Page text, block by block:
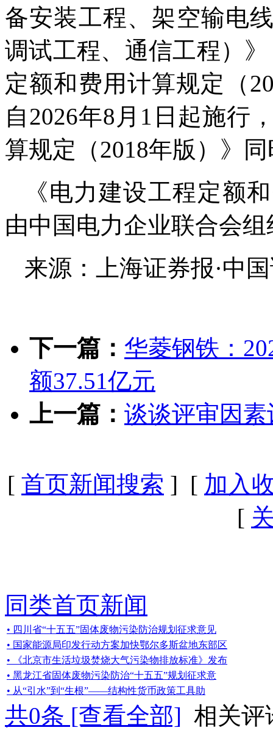
备安装工程、架空输电
调试工程、通信工程）
定额和费用计算规定（
自2026年8月1日起施行
算规定（2018年版）》
《电力建设工程定额
由中国电力企业联合会
来源：上海证券报·中
下一篇： 华菱钢铁：
额37.51亿元
上一篇： 谈谈评审因
[ 首页新闻搜索 ] [ 加入
[
同类首页新闻
• 四川省“十五五”固体废物污染防治规划征求意见
• 国家能源局印发行动方案加快鄂尔多斯盆地东部区
• 《北京市生活垃圾焚烧大气污染物排放标准》发布
• 黑龙江省固体废物污染防治“十五五”规划征求意
• 从“引水”到“生根”——结构性货币政策工具助
共0条 [查看全部] 相关评